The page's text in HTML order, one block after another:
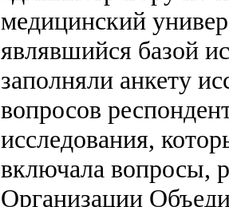
медицинский
являвшийся базой
заполняли анкету
вопросов
исследования,
включала вопросы,
Организации